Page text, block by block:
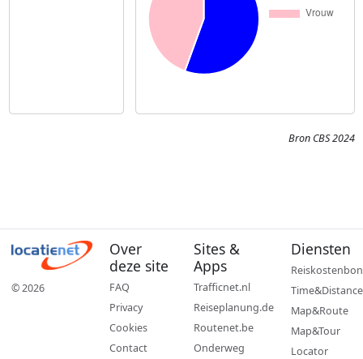
Bron CBS 2024
© 2026
Over
deze site
FAQ
Privacy
Cookies
Contact
Sites &
Apps
Trafficnet.nl
Reiseplanung.de
Routenet.be
Onderweg
Diensten
Reiskostenbon
Time&Distance
Map&Route
Map&Tour
Locator